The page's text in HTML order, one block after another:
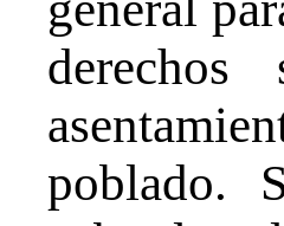
poblado.